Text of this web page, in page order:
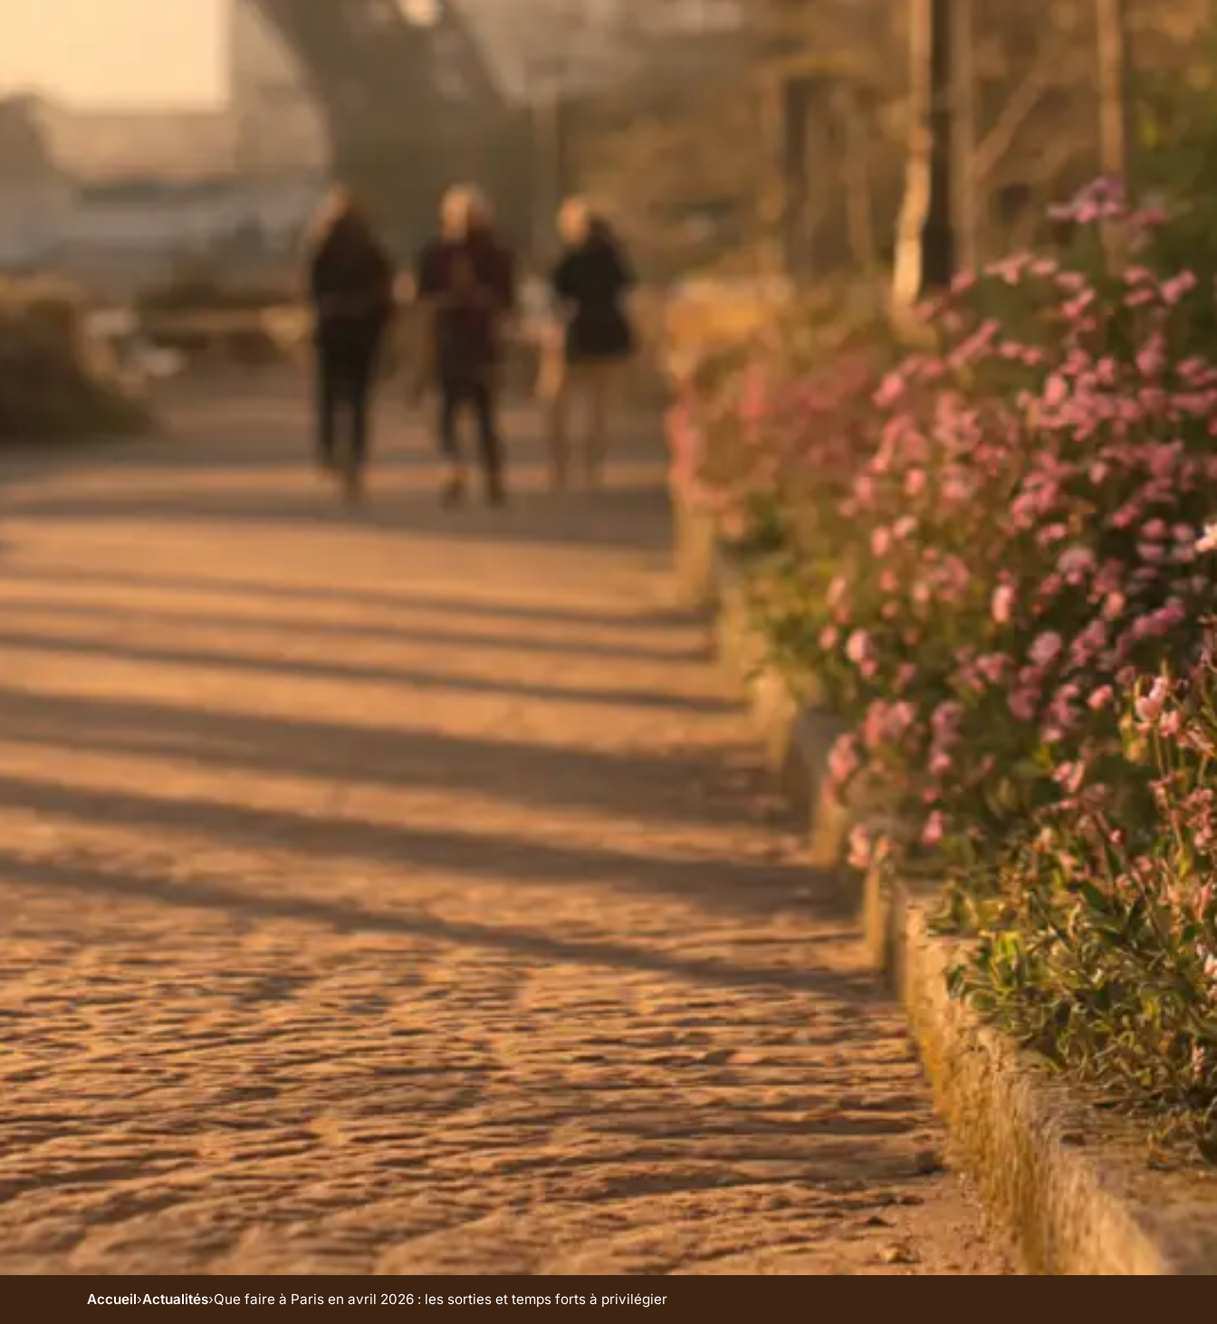
Accueil›Actualités›Que faire à Paris en avril 2026 : les sorties et temps forts à privilégier